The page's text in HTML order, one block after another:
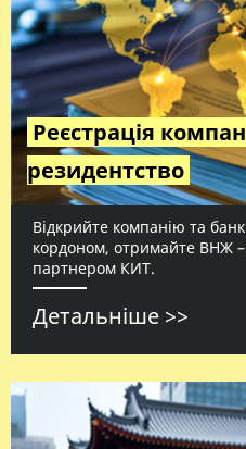
Реєстрація
резидентство
Відкрийте компанію та
кордоном, отримайте ВНЖ
партнером КИТ.
Детальніше >>